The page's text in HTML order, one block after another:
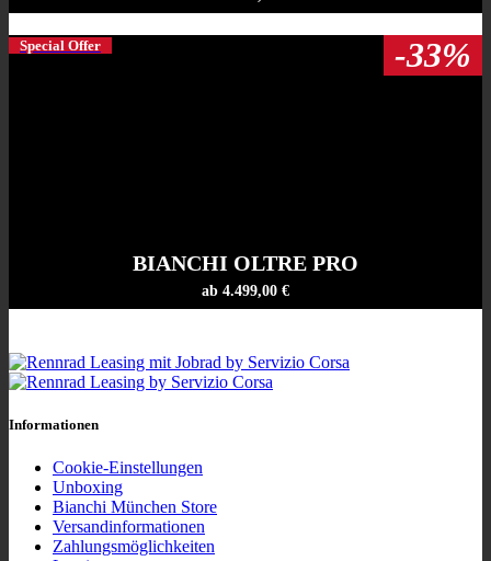
Special Offer -33%
BIANCHI OLTRE PRO
ab 4.499,00 €
Informationen
Cookie-Einstellungen
Unboxing
Bianchi München Store
Versandinformationen
Zahlungsmöglichkeiten